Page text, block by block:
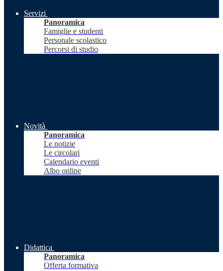
Servizi
Panoramica
Famiglie e studenti
Personale scolastico
Percorsi di studio
Novità
Panoramica
Le notizie
Le circolari
Calendario eventi
Albo online
Didattica
Panoramica
Offerta formativa